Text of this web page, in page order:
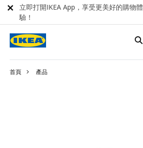
首頁 產品
立即打開IKEA App，享受更美好的購物體
驗！